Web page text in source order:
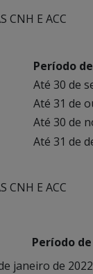
CNH E ACC
Período
Até 30 de
Até 31 de
Até 30 de
Até 31 de
CNH E ACC
Período
janeiro de 2022